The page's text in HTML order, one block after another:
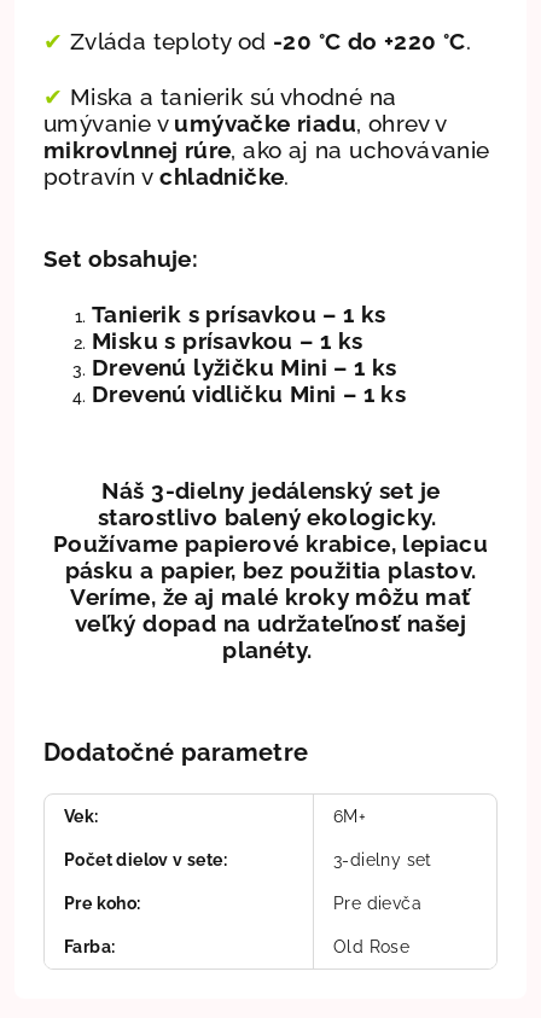
✔ Zvláda teploty od -20 °C do +220 °C.
✔ Miska a tanierik sú vhodné na
umývanie v umývačke riadu, ohrev v
mikrovlnnej rúre, ako aj na uchovávanie
potravín vchladničke.
Set obsahuje:
Tanierik s prísavkou – 1 ks
Misku s prísavkou – 1 ks
Drevenú lyžičku Mini – 1 ks
Drevenú vidličku Mini – 1 ks
Náš 3-dielny jedálenský set je
starostlivo balený ekologicky.
Používame papierové krabice, lepiacu
pásku a papier, bez použitia plastov.
Veríme, že aj malé kroky môžu mať
veľký dopad na udržateľnosť našej
planéty.
Dodatočné parametre
Vek: 6M+
Počet dielov v sete: 3-dielny set
Pre koho: Pre dievča
Farba: Old Rose